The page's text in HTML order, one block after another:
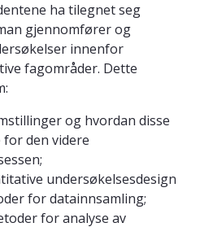
ha tilegnet seg
gjennomfører og
innenfor
fagområder. Dette
og hvordan disse
den videre
undersøkelsesdesign
for datainnsamling;
for analyse av